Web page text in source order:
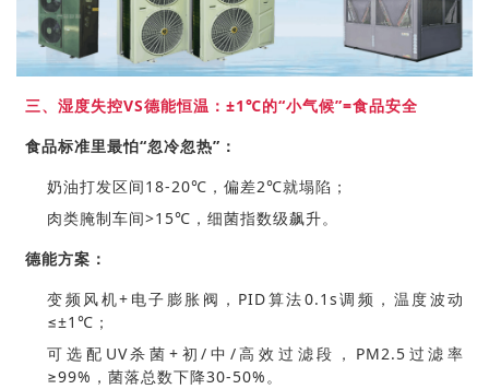
三、湿度失控VS德能恒温：±1℃的“小气候”=食品安全
食品标准里最怕“忽冷忽热”：
奶油打发区间18-20℃，偏差2℃就塌陷；
肉类腌制车间>15℃，细菌指数级飙升。
德能方案：
变频风机+电子膨胀阀，PID算法0.1s调频，温度波动
≤±1℃；
可选配UV杀菌+初/中/高效过滤段，PM2.5过滤率
≥99%，菌落总数下降30-50%。